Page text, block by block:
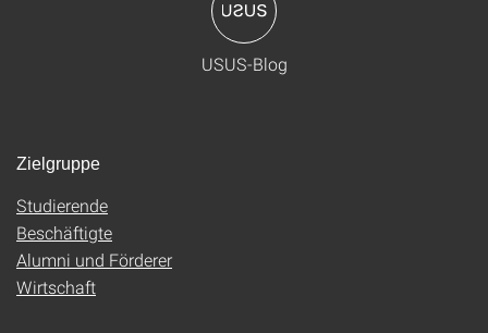
USUS-Blog
Zielgruppe
Studierende
Beschäftigte
Alumni und Förderer
Wirtschaft